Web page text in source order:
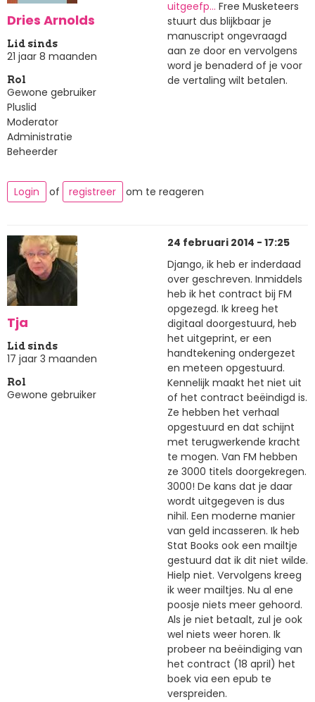
Dries Arnolds
Lid sinds
21 jaar 8 maanden
Rol
Gewone gebruiker
Pluslid
Moderator
Administratie
Beheerder
uitgeefp… Free Musketeers
stuurt dus blijkbaar je
manuscript ongevraagd
aan ze door en vervolgens
word je benaderd of je voor
de vertaling wilt betalen.
Login of registreer om te reageren
Tja
Lid sinds
17 jaar 3 maanden
Rol
Gewone gebruiker
24 februari 2014 - 17:25
Django, ik heb er inderdaad
over geschreven. Inmiddels
heb ik het contract bij FM
opgezegd. Ik kreeg het
digitaal doorgestuurd, heb
het uitgeprint, er een
handtekening ondergezet
en meteen opgestuurd.
Kennelijk maakt het niet uit
of het contract beëindigd is.
Ze hebben het verhaal
opgestuurd en dat schijnt
met terugwerkende kracht
te mogen. Van FM hebben
ze 3000 titels doorgekregen.
3000! De kans dat je daar
wordt uitgegeven is dus
nihil. Een moderne manier
van geld incasseren. Ik heb
Stat Books ook een mailtje
gestuurd dat ik dit niet wilde.
Hielp niet. Vervolgens kreeg
ik weer mailtjes. Nu al ene
poosje niets meer gehoord.
Als je niet betaalt, zul je ook
wel niets weer horen. Ik
probeer na beëindiging van
het contract (18 april) het
boek via een epub te
verspreiden.